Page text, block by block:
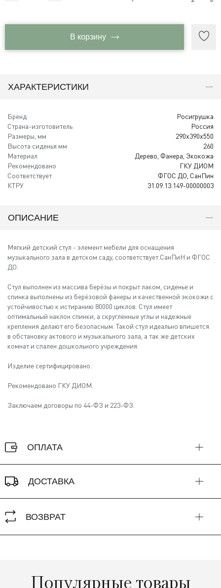
В корзину
ХАРАКТЕРИСТИКИ
Бренд
Росигрушка
Страна-изготовитель
Россия
Размеры, мм
290х390х550
Высота сиденья мм
260
Материал
Дерево, Фанера, Экокожа
Рекомендовано
ГКУ ДИОМ
Соответствует
ФГОС ДО, СанПин
КТРУ
31.09.13.149-00000003
ОПИСАНИЕ
Мягкий детский стул - элемент мебели для оснащения
музыкального зала в детском саду, соответствует СанПиН и ФГОС
ДО.
Стул выполнен из массива берёзы и покрыт лаком, сиденье и
спинка выполнены из берёзовой фанеры и качественной экокожи с
устойчивостью к истиранию 80000 циклов. Стул имеет
оптимальный наклон спинки, а скругленные углы и надежные
крепления делают его безопасным. Такой стул идеально впишется
в обстановку актового и музыкального зала, а так же детских
комнат и спален дошкольного учреждения.
Изделие сертифицировано.
Рекомендовано ГКУ ДИОМ.
Заключаем договоры по 44-ФЗ и 223-ФЗ.
ОПЛАТА
ДОСТАВКА
ВОЗВРАТ
Популярные товары